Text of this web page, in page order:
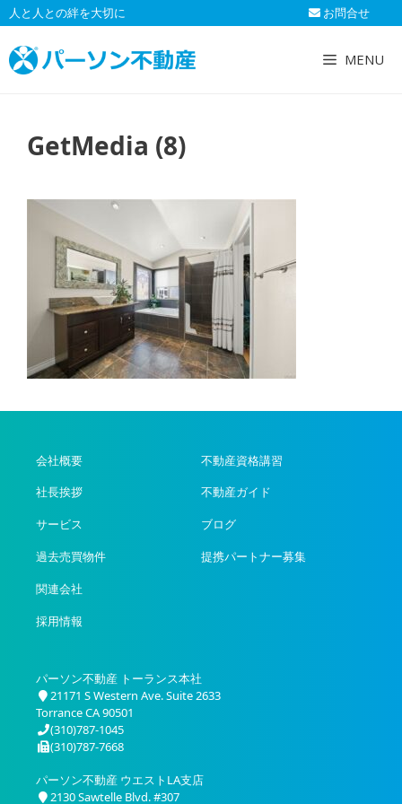
コ
ン
テ
ン
人と人との絆を大切に お問合せ
MENU
GetMedia (8)
会社概要
社長挨拶
サービス
過去売買物件
関連会社
採用情報
不動産資格講習
不動産ガイド
ブログ
提携パートナー募集
パーソン不動産 トーランス本社
21171 S Western Ave. Suite 2633
Torrance CA 90501
(310)787-1045
(310)787-7668
パーソン不動産 ウエストLA支店
2130 Sawtelle Blvd. #307